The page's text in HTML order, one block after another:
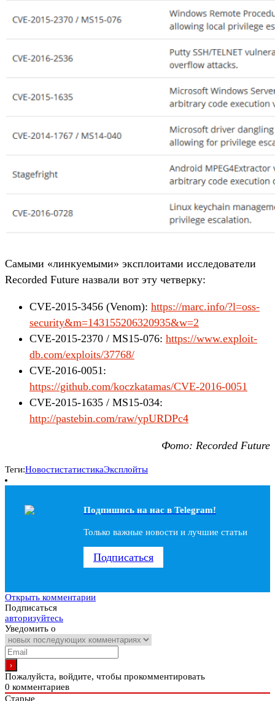
Самыми «линкуемыми» эксплоитами исследователи
Recorded Future назвали вот эту четверку:
CVE-2015-3456 (Venom): https://marc.info/?l=oss-
security&m=143155206320935&w=2
CVE-2015-2370 / MS15-076: https://www.exploit-
db.com/exploits/37768/
CVE-2016-0051:
https://github.com/koczkatamas/CVE-2016-0051
CVE-2015-1635 / MS15-034:
http://pastebin.com/raw/ypURDPc4
Фото: Recorded Future
Теги:НовостистатистикаЭксплойты
Подпишись на наc в Telegram!
Только важные новости и лучшие статьи
Подписаться
Открыть комментарии
Подписаться
авторизуйтесь
Уведомить о
Пожалуйста, войдите, чтобы прокомментировать
0 комментариев
Старые